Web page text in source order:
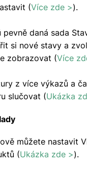
(Více zde >).
daná sada
si nové stavy a
zobrazovat (Více
z více výkazů a
slučovat (Ukázka
můžete nastavit
(Ukázka zde >).